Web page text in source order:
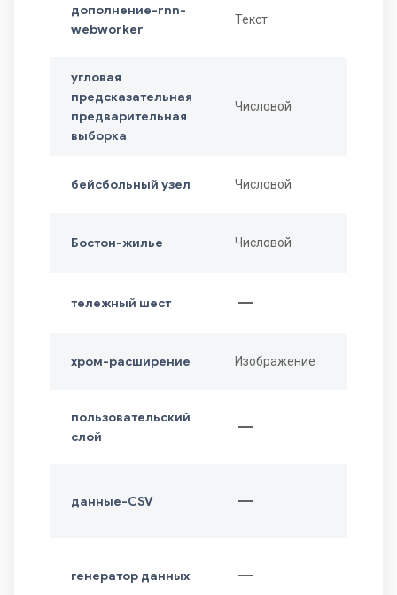
дополнение-rnn-
webworker
Текст
угловая
предсказательная
предварительная
выборка
Числовой
бейсбольный узел Числовой
Бостон-жилье Числовой
тележный шест horizontal_rule
хром-расширение Изображение
пользовательский
слой
horizontal_rule
данные-CSV horizontal_rule
генератор данных horizontal_rule